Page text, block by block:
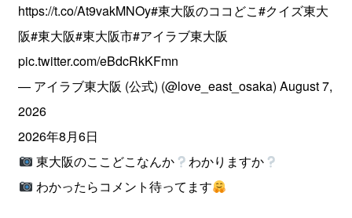
https://t.co/At9vakMNOy#東大阪のココどこ#クイズ東大
阪#東大阪#東大阪市#アイラブ東大阪
pic.twitter.com/eBdcRkKFmn
— アイラブ東大阪 (公式) (@love_east_osaka)August 7,
2026
2026年8月6日
東大阪のここどこなんか
わかりますか
わかったらコメント待ってます